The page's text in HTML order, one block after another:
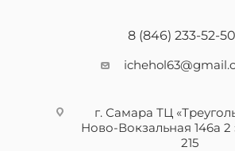
8 (846) 233-52-50
г. Самара ТЦ
Ново-Вокзальная 146а
215